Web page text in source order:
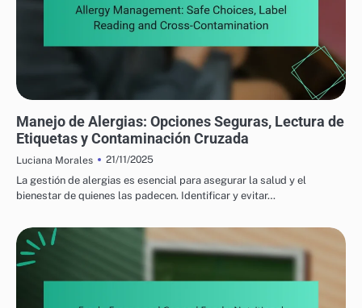
DIETÉTICAS
Manejo de Alergias: Opciones Seguras, Lectura de
Etiquetas y Contaminación Cruzada
Luciana Morales
21/11/2025
La gestión de alergias es esencial para asegurar la salud y el
bienestar de quienes las padecen. Identificar y evitar…